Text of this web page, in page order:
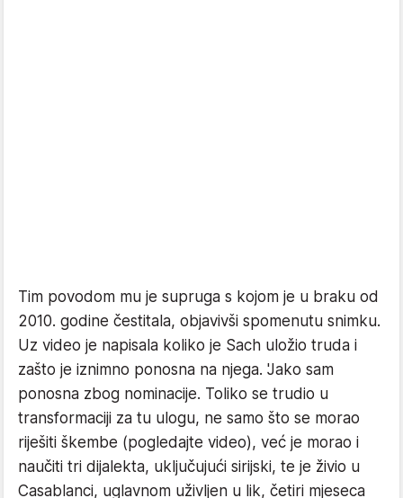
Tim povodom mu je supruga s kojom je u braku od
2010. godine čestitala, objavivši spomenutu snimku.
Uz video je napisala koliko je Sach uložio truda i
zašto je iznimno ponosna na njega. 'Jako sam
ponosna zbog nominacije. Toliko se trudio u
transformaciji za tu ulogu, ne samo što se morao
riješiti škembe (pogledajte video), već je morao i
naučiti tri dijalekta, uključujući sirijski, te je živio u
Casablanci, uglavnom uživljen u lik, četiri mjeseca